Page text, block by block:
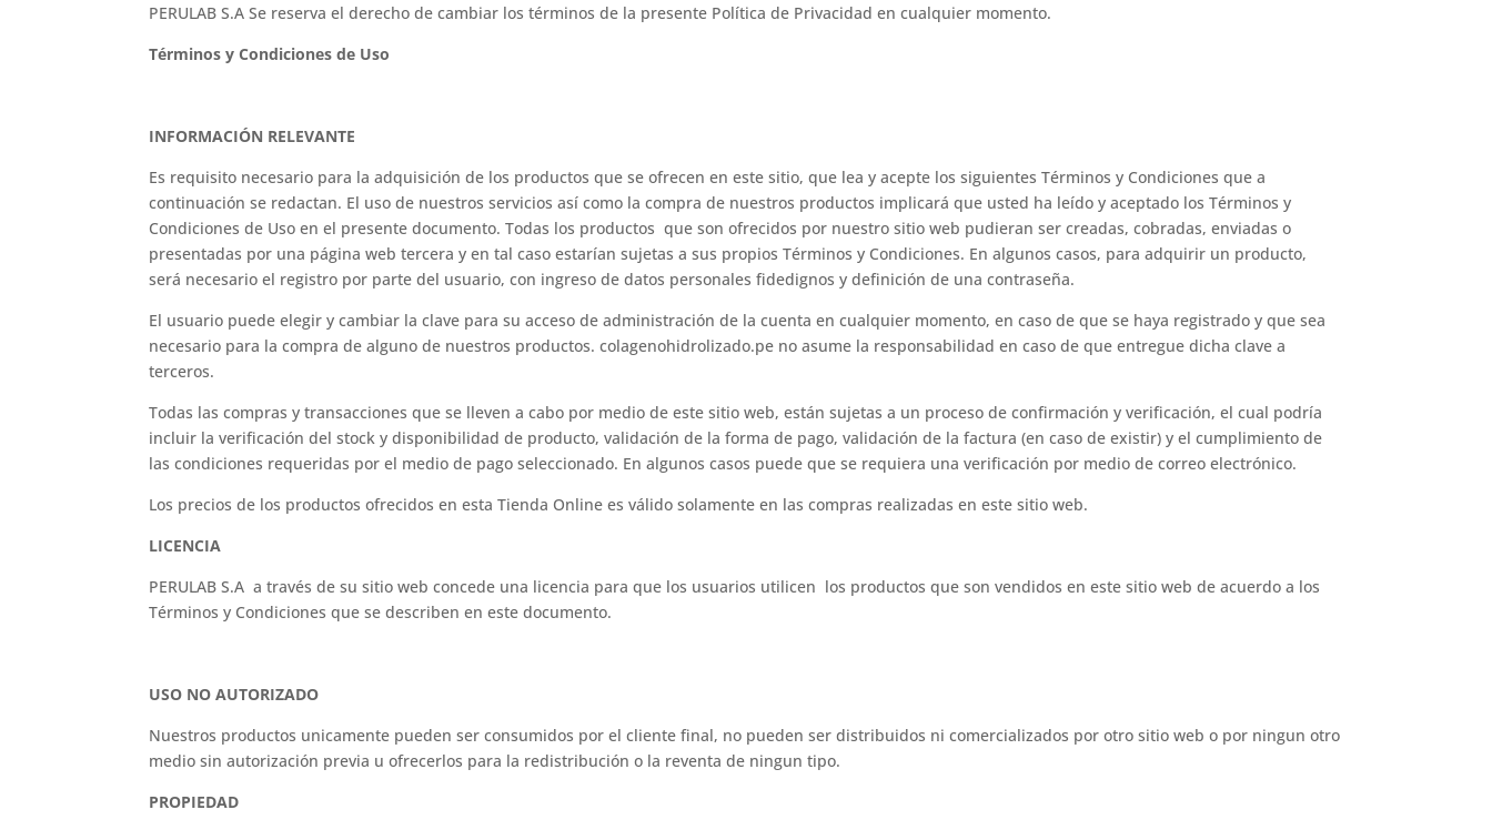
PERULAB S.A Se reserva el derecho de cambiar los términos de la presente Política de Privacidad en cualquier momento.
Términos y Condiciones de Uso
INFORMACIÓN RELEVANTE
Es requisito necesario para la adquisición de los productos que se ofrecen en este sitio, que lea y acepte los siguientes Términos y Condiciones que a
continuación se redactan. El uso de nuestros servicios así como la compra de nuestros productos implicará que usted ha leído y aceptado los Términos y
Condiciones de Uso en el presente documento. Todas los productos que son ofrecidos por nuestro sitio web pudieran ser creadas, cobradas, enviadas o
presentadas por una página web tercera y en tal caso estarían sujetas a sus propios Términos y Condiciones. En algunos casos, para adquirir un producto,
será necesario el registro por parte del usuario, con ingreso de datos personales fidedignos y definición de una contraseña.
El usuario puede elegir y cambiar la clave para su acceso de administración de la cuenta en cualquier momento, en caso de que se haya registrado y que sea
necesario para la compra de alguno de nuestros productos. colagenohidrolizado.pe no asume la responsabilidad en caso de que entregue dicha clave a
terceros.
Todas las compras y transacciones que se lleven a cabo por medio de este sitio web, están sujetas a un proceso de confirmación y verificación, el cual podría
incluir la verificación del stock y disponibilidad de producto, validación de la forma de pago, validación de la factura (en caso de existir) y el cumplimiento de
las condiciones requeridas por el medio de pago seleccionado. En algunos casos puede que se requiera una verificación por medio de correo electrónico.
Los precios de los productos ofrecidos en esta Tienda Online es válido solamente en las compras realizadas en este sitio web.
LICENCIA
PERULAB S.A a través de su sitio web concede una licencia para que los usuarios utilicen los productos que son vendidos en este sitio web de acuerdo a los
Términos y Condiciones que se describen en este documento.
USO NO AUTORIZADO
Nuestros productos unicamente pueden ser consumidos por el cliente final, no pueden ser distribuidos ni comercializados por otro sitio web o por ningun otro
medio sin autorización previa u ofrecerlos para la redistribución o la reventa de ningun tipo.
PROPIEDAD